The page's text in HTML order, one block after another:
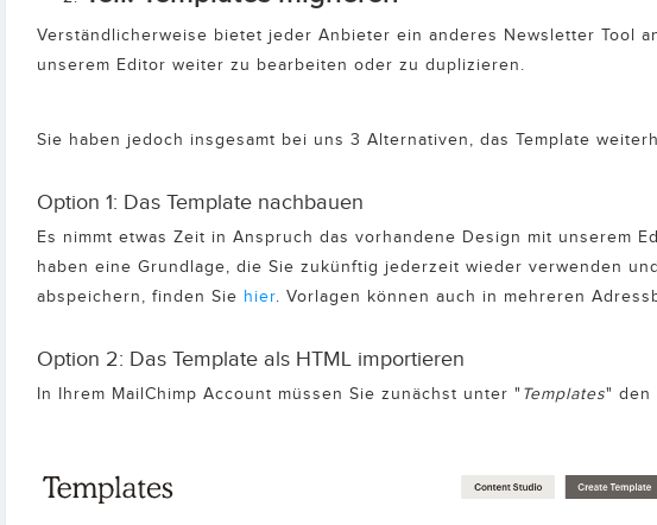
Verständlicherweise bietet jeder Anbieter ein anderes Newsletter Tool
unserem Editor weiter zu bearbeiten oder zu duplizieren.
Sie haben jedoch insgesamt bei uns 3 Alternativen, das Template
Option 1: Das Template nachbauen
Es nimmt etwas Zeit in Anspruch das vorhandene Design mit unserem
haben eine Grundlage, die Sie zukünftig jederzeit wieder verwenden
abspeichern, finden Sie hier. Vorlagen können auch in mehreren
Option 2: Das Template als HTML importieren
In Ihrem MailChimp Account müssen Sie zunächst unter " Templates" den